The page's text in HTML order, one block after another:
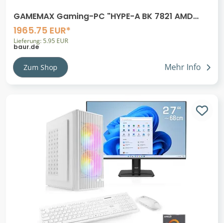
GAMEMAX Gaming-PC "HYPE-A BK 7821 AMD
Ryzen 5 9600X 16GB DDR5 RAM 1TB SSD RTX
5070", bunt (schwarz), Microsoft Windows 11
Home (64 Bit), 16 GB RAM 1.000 GB SSD,
Desktop-PCs, Windows 11, DDR5 RAM
1965.75 EUR*
Lieferung: 5.95 EUR
baur.de
Zum Shop Mehr Info